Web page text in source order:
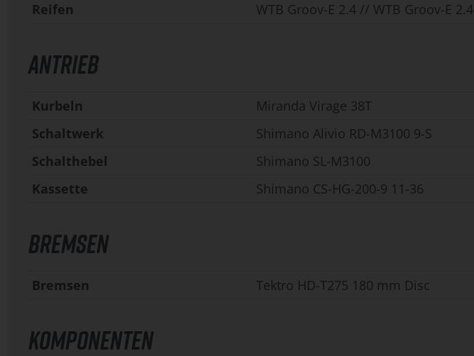
Reifen WTB Groov-E 2.4 // WTB Groov-E 2.4
ANTRIEB
Kurbeln
Miranda Virage 38T
Schaltwerk
Shimano Alivio RD-M3100 9-S
Schalthebel
Shimano SL-M3100
Kassette
Shimano CS-HG-200-9 11-36
BREMSEN
Bremsen Tektro HD-T275 180 mm Disc
KOMPONENTEN